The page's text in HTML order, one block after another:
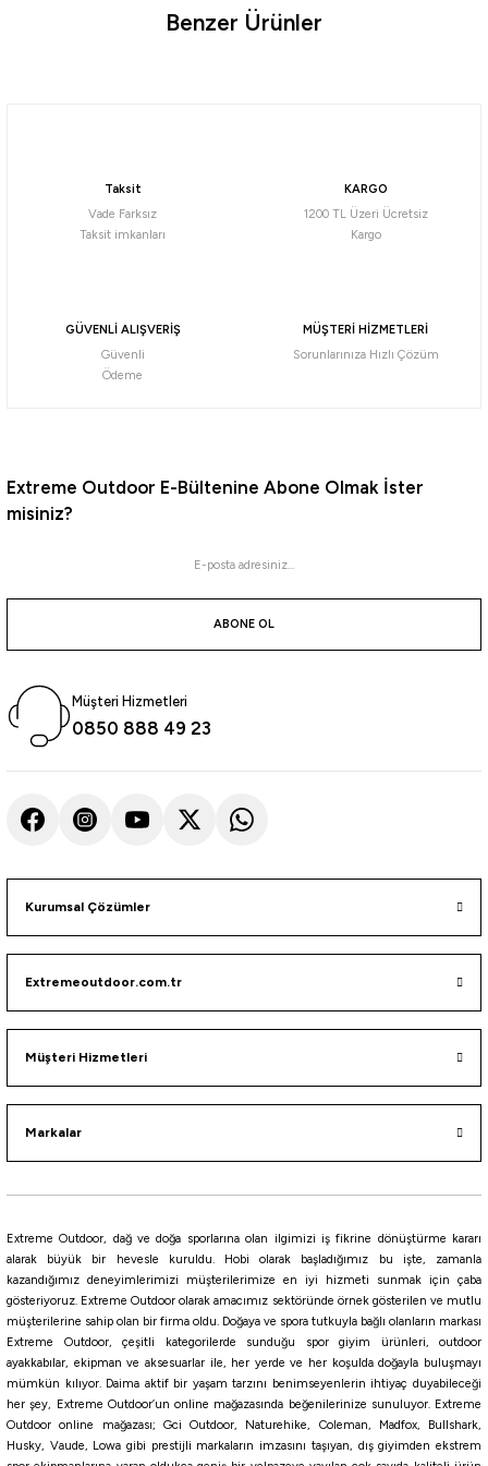
Ürün hakkında henüz soru sorulmamış.
Benzer Ürünler
Tükendi
Taksit
Vade Farksız
Taksit imkanları
KARGO
1200 TL Üzeri Ücretsiz
Kargo
GÜVENLİ ALIŞVERİŞ
Güvenli
Ödeme
MÜŞTERİ HİZMETLERİ
Sorunlarınıza Hızlı Çözüm
Extreme Outdoor E-Bültenine Abone Olmak İster
misiniz?
ABONE OL
Müşteri Hizmetleri
0850 888 49 23
Kurumsal Çözümler
Extremeoutdoor.com.tr
Müşteri Hizmetleri
Markalar
Extreme Outdoor, dağ ve doğa sporlarına olan ilgimizi iş fikrine dönüştürme kararı
alarak büyük bir hevesle kuruldu. Hobi olarak başladığımız bu işte, zamanla
kazandığımız deneyimlerimizi müşterilerimize en iyi hizmeti sunmak için çaba
gösteriyoruz. Extreme Outdoor olarak amacımız sektöründe örnek gösterilen ve mutlu
müşterilerine sahip olan bir firma oldu. Doğaya ve spora tutkuyla bağlı olanların markası
Extreme Outdoor, çeşitli kategorilerde sunduğu spor giyim ürünleri, outdoor
ayakkabılar, ekipman ve aksesuarlar ile, her yerde ve her koşulda doğayla buluşmayı
mümkün kılıyor. Daima aktif bir yaşam tarzını benimseyenlerin ihtiyaç duyabileceği
her şey, Extreme Outdoor’un online mağazasında beğenilerinize sunuluyor. Extreme
Outdoor online mağazası; Gci Outdoor, Naturehike, Coleman, Madfox, Bullshark,
Husky, Vaude, Lowa gibi prestijli markaların imzasını taşıyan, dış giyimden ekstrem